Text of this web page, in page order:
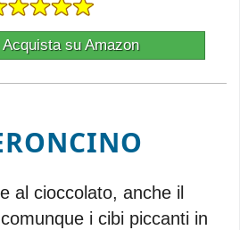
su Amazon
al cioccolato, anche il
i cibi piccanti in